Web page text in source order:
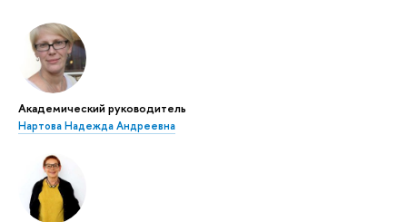
Академический руководитель
Нартова Надежда Андреевна